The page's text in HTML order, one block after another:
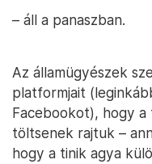
– áll a panaszban.
Az államügyészek
platformjait
Facebookot), hogy
töltsenek rajtuk –
hogy a tinik agya